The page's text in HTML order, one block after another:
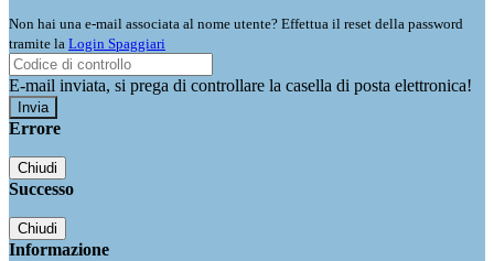
Non hai una e-mail associata al nome utente? Effettua il reset della password
tramite la Login Spaggiari
E-mail inviata, si prega di controllare la casella di posta elettronica!
Errore
Chiudi
Successo
Chiudi
Informazione